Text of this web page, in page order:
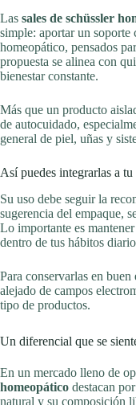
Las sales de schüssler
simple: aportar un soporte
homeopático, pensados
propuesta se alinea con
bienestar constante.
Más que un producto
de autocuidado,
general de piel, uñas y
Así puedes integrarlas a
Su uso debe seguir la
sugerencia del empaque,
Lo importante es
dentro de tus hábitos
Para conservarlas en
alejado de campos
tipo de productos.
Un diferencial que se
En un mercado lleno de
homeopático destacan
natural y su composición